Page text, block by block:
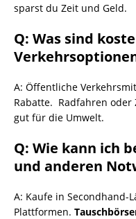
sparst du Zeit und Geld.
Q: Was sind
A: Öffentliche
Rabatte. Radfahren oder
gut für die Umwelt.
Q: Wie kann ich
und anderen
A: Kaufe in Secondhand-
Plattformen.